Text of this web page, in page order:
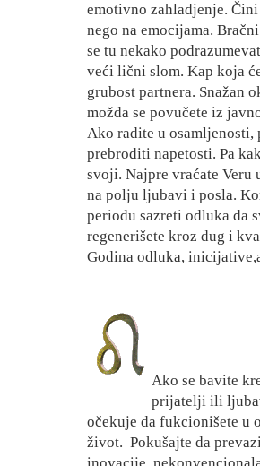
emotivno zahladjenje.
nego na emocijama.
se tu nekako
veći lični slom. Kap koja
grubost partnera. Snažan
možda se povučete iz
Ako radite u osamljenosti,
prebroditi napetosti. Pa
svoji. Najpre vraćate Veru
na polju ljubavi i posla.
periodu sazreti odluka da
regenerišete kroz dug i
Godina odluka,
Ako se bavite
prijatelji ili
očekuje da fukcionišete u
život. Pokušajte da
inovacije,